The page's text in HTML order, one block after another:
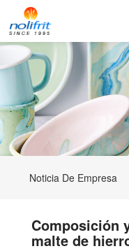
Noticia De Empresa
Composición
malte de